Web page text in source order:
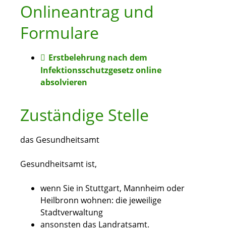
Onlineantrag und
Formulare
Erstbelehrung nach dem
Infektionsschutzgesetz online
absolvieren
Zuständige Stelle
das Gesundheitsamt
Gesundheitsamt ist,
wenn Sie in Stuttgart, Mannheim oder
Heilbronn wohnen: die jeweilige
Stadtverwaltung
ansonsten das Landratsamt.